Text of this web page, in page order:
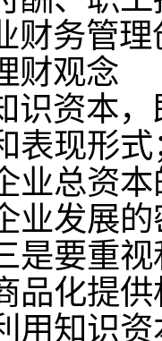
务管理
财观念
资本，
表现形
业总资
业发展
是要重
品化提
用知识